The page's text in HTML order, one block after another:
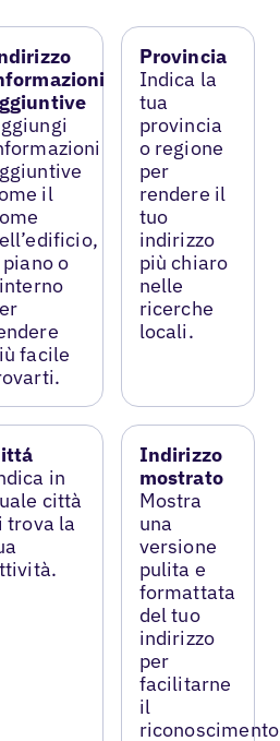
il
o
facile
Provincia
Indica la
tua
provincia
o regione
per
rendere il
tuo
indirizzo
più chiaro
nelle
ricerche
locali.
in
città
trova la
Indirizzo
mostrato
Mostra
una
versione
pulita e
formattata
del tuo
indirizzo
per
facilitarne
il